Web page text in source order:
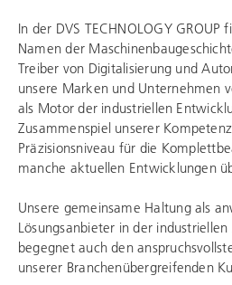
In der DVS TECHNOLOGY GROUP
Namen der
Treiber von Digitalisierung und
unsere Marken und Unternehmen
als Motor der industriellen
Zusammenspiel unserer
Präzisionsniveau für die
manche aktuellen Entwicklungen
Unsere gemeinsame Haltung als
Lösungsanbieter in der
begegnet auch den
unserer Branchenübergreifenden